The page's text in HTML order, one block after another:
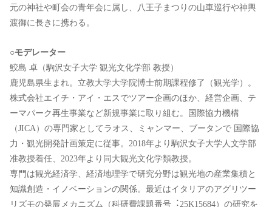
元の神社や町会の⻘年会に属し、⼋王⼦まつりの⼭⾞巡⾏や神輿
渡御に⻑きに携わる。
○モデレーター
鮫島 卓（駒沢⼥⼦⼤学 観光⽂化学部 教授）
⿅児島県⽣まれ。⽴教⼤学⼤学院博⼠前期課程修了（観光学）。
株式会社エイチ・アイ・エスでツアー企画のほか、経営企画、テ
ーマパーク再⽣事業など新規事業に取り組む。国際協⼒機構
（JICA）の専⾨家としてラオス、ミャンマー、ブータンで 国際協
⼒・観光開発計画策定に従事。2018年より駒沢⼥⼦⼤学⼈⽂学部
准教授着任、2023年より同⼤観光⽂化学類教授。
専⾨は観光経済学、経済地理学で研究分野は観光地の産業集積と
知識創造・イノベーションの関係。最近はイタリアのアグリツー
リズモの発展メカニズム（科研費課題番号︓25K15684）の研究を